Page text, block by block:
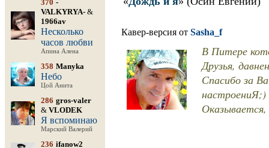
370 -
VALKYRYA- &
1966av
Несколько
часов любви
Апина Алена
358 Manyka
Небо
Цой Анита
286 gros-valer
& VLODEK
Я вспоминаю
Марский Валерий
236 ifanow2
Кавер-версия от Sasha_f
В Питере
Друзья,
Спасибо за
настроениЯ;)
Оказывается,